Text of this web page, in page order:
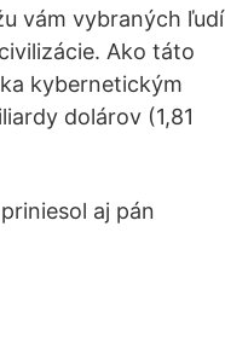
vám vybraných ľudí
Ako táto
kybernetickým
dolárov (1,81
aj pán